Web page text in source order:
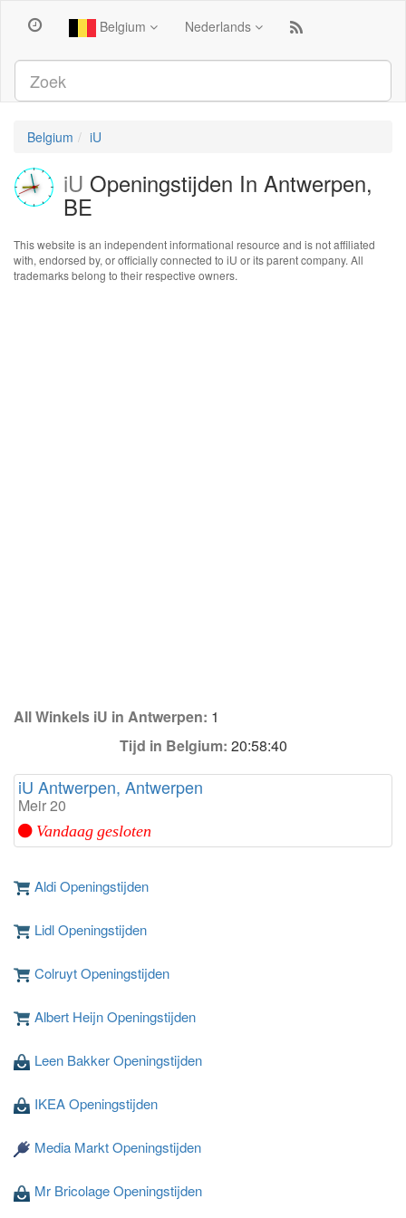
Belgium Nederlands
Belgium iU
iU Openingstijden In Antwerpen,
BE
This website is an independent informational resource and is not affiliated
with, endorsed by, or officially connected to iU or its parent company. All
trademarks belong to their respective owners.
All Winkels iU in Antwerpen: 1
Tijd in Belgium: 20:58:40
iU Antwerpen, Antwerpen
Meir 20
Vandaag gesloten
Aldi Openingstijden
Lidl Openingstijden
Colruyt Openingstijden
Albert Heijn Openingstijden
Leen Bakker Openingstijden
IKEA Openingstijden
Media Markt Openingstijden
Mr Bricolage Openingstijden